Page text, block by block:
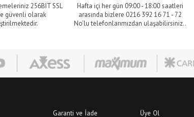
256BIT SSL
güvenli olarak
Hafta içi her gün 09:00 - 18:00 saatleri
arasında bizlere 0216 392 16 71 - 72
No’lu telefonlarımızdan ulaşabilirsiniz..
Garanti ve İade
Üye Ol